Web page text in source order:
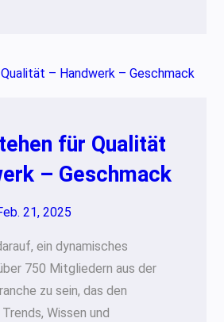
für Qualität
– Geschmack
21, 2025
ein dynamisches
750 Mitgliedern aus der
zu sein, das den
Wissen und